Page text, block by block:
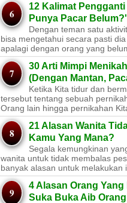
12 Kalimat
Punya Pacar Belum?'
Dengan teman satu
bisa mengetahui secara pasti
apalagi dengan orang yang
30 Arti Mimpi
(Dengan Mantan,
Ketika Kita tidur dan
tersebut tentang sebuah
Orang lain hingga pernikahan
21 Alasan Wanita
Kamu Yang Mana?
Segala kemungkinan
wanita untuk tidak membalas
banyak alasan untuk melakukan
4 Alasan Orang
Suka Buka Aib